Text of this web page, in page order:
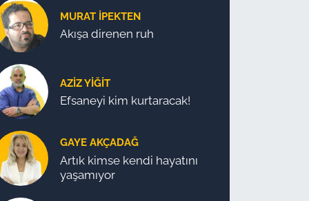
MURAT İPEKTEN
Akışa direnen ruh
AZIZ YIĞIT
Efsaneyi kim kurtaracak!
GAYE AKÇADAĞ
Artık kimse kendi hayatını
yaşamıyor